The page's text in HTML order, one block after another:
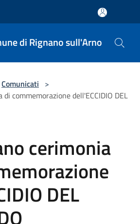
di Rignano sull'Arno
Comunicati >
commemorazione dell'ECCIDIO DEL
cerimonia
DEL